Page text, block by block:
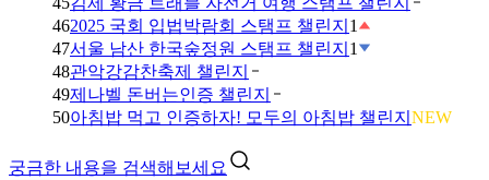
462025 국회 입법박람회 스탬프 챌린지 1
47서울 남산 한국숲정원 스탬프 챌린지 1
48관악강감찬축제 챌린지
49제나벨 돈버는인증 챌린지
50아침밥 먹고 인증하자! 모두의 아침밥 챌린지 NEW
궁금한 내용을 검색해보세요